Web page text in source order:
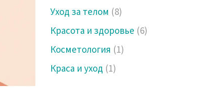
Уход за телом (8)
Красота и здоровье (6)
Косметология (1)
Краса и уход (1)